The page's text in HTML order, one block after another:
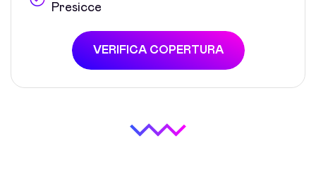
Presicce
VERIFICA COPERTURA